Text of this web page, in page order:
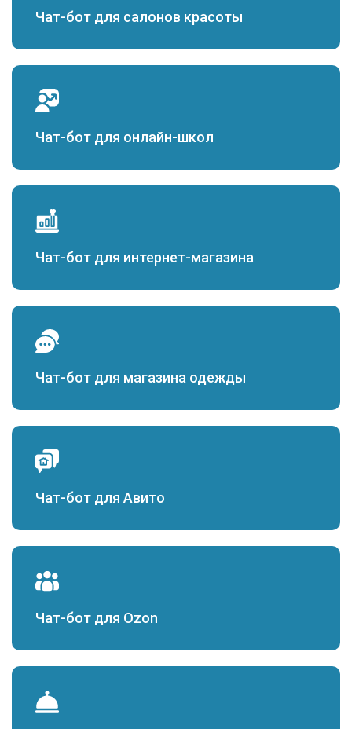
Чат-бот для салонов красоты
Чат-бот для онлайн-школ
Чат-бот для интернет-магазина
Чат-бот для магазина одежды
Чат-бот для Авито
Чат-бот для Ozon